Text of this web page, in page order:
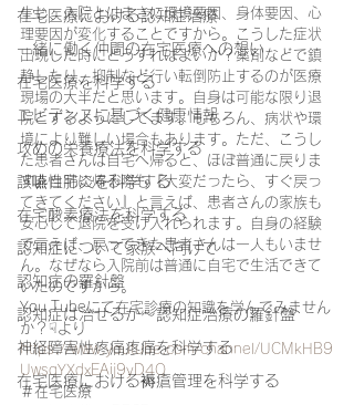
在宅医療における認知症治療
一緒に働く仲間の在宅医療への想い
在宅医療を科学する
エビデンスに基づく健康情報
攻めの栄養療法を科学する
誤嚥性肺炎を科学する
在宅酸素療法を科学する
認知症について家族へ向けて
認知症の羅針盤
認知症は治せるか～認知症治療の羅針盤
神経障害性疼痛疼痛を科学する
在宅医療における褥瘡管理を科学する
生じ、入院とはまさに環境要因、身体要因、心
理要因が変化することですから。こうした症状
出現した時にどうすればよいか？薬剤などで鎮
静したり、抑制など行い転倒防止するのが医療
現場の大半だと思います。自身は可能な限り退
院とするようにしてます。もちろん、病状や環
境により難しい場合もあります。ただ、こうし
た患者さんは自宅へ帰ると、ほぼ普通に戻りま
す。自宅に帰る際も『大変だったら、すぐ戻っ
てきてください』と言えば、患者さんの家族も
安心して退院を受け入れられます。自身の経験
で言えば、戻ってきた患者さんは一人もいませ
ん。なぜなら入院前は普通に自宅で生活できて
いたのですから。
You Tubeにて在宅診療の知識を学んでみません
か？☟より
https://www.youtube.com/channel/UCMkHB9
UwsqYXdxEAij9yD4Q
＃在宅医療